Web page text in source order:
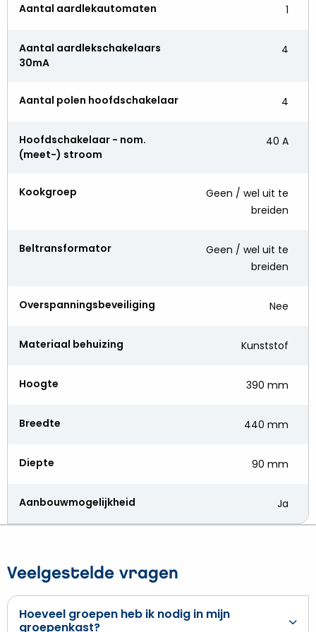
Aantal aardlekautomaten 1
Aantal aardlekschakelaars
30mA
4
Aantal polen hoofdschakelaar 4
Hoofdschakelaar - nom.
(meet-) stroom
40 A
Kookgroep
Geen / wel uit te
breiden
Beltransformator
Geen / wel uit te
breiden
Overspanningsbeveiliging Nee
Materiaal behuizing Kunststof
Hoogte 390 mm
Breedte 440 mm
Diepte 90 mm
Aanbouwmogelijkheid Ja
Veelgestelde vragen
Hoeveel groepen heb ik nodig in mijn
groepenkast?